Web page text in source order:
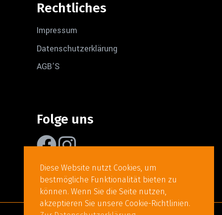
Rechtliches
Impressum
Datenschutzerklärung
AGB’S
Folge uns
Diese Website nutzt Cookies, um
bestmögliche Funktionalität bieten zu
können. Wenn Sie die Seite nutzen,
akzeptieren Sie unsere Cookie-Richtlinien.